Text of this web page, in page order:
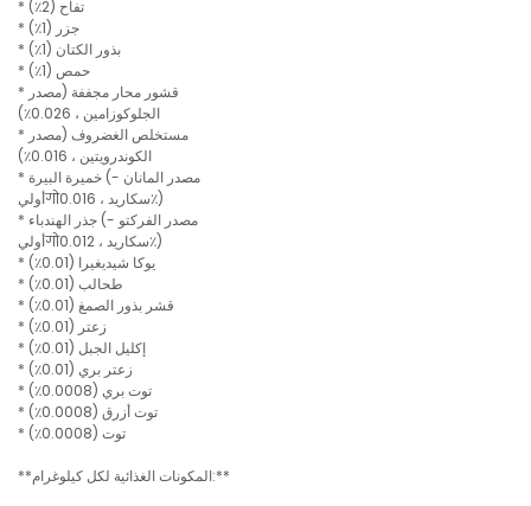
* تفاح (2٪)
* جزر (1٪)
* بذور الكتان (1٪)
* حمص (1٪)
* قشور محار مجففة (مصدر
الجلوكوزامين ، 0.026٪)
* مستخلص الغضروف (مصدر
الكوندرويتين ، 0.016٪)
* خميرة البيرة (مصدر المانان -
أوليगोسكاريد ، 0.016٪)
* جذر الهندباء (مصدر الفركتو -
أوليगोسكاريد ، 0.012٪)
* يوكا شيديغيرا (0.01٪)
* طحالب (0.01٪)
* قشر بذور الصمغ (0.01٪)
* زعتر (0.01٪)
* إكليل الجبل (0.01٪)
* زعتر بري (0.01٪)
* توت بري (0.0008٪)
* توت أزرق (0.0008٪)
* توت (0.0008٪)
**المكونات الغذائية لكل كيلوغرام:**